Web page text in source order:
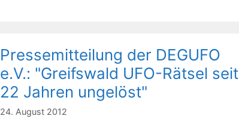
Pressemitteilung der DEGUFO
e.V.: "Greifswald UFO-Rätsel seit
22 Jahren ungelöst"
24. August 2012